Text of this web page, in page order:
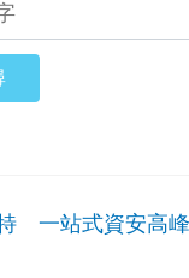
一站式資安高